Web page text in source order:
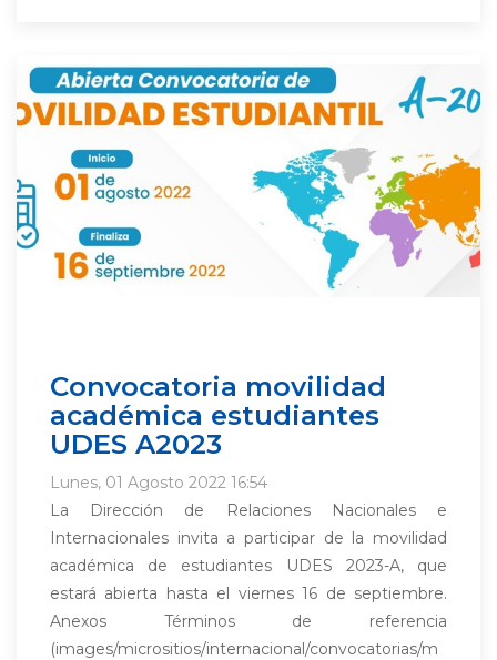
Convocatoria movilidad
académica estudiantes
UDES A2023
Lunes, 01 Agosto 2022 16:54
La Dirección de Relaciones Nacionales e
Internacionales invita a participar de la movilidad
académica de estudiantes UDES 2023-A, que
estará abierta hasta el viernes 16 de septiembre.
Anexos Términos de referencia
(images/micrositios/internacional/convocatorias/m